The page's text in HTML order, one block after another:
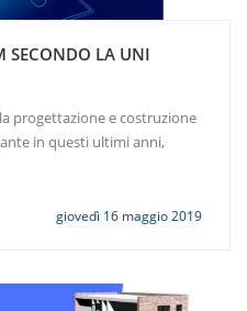
SECONDO LA UNI
progettazione e costruzione
in questi ultimi anni,
giovedì 16 maggio 2019